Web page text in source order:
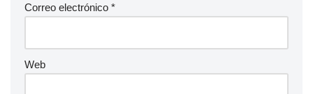
Correo electrónico *
Web